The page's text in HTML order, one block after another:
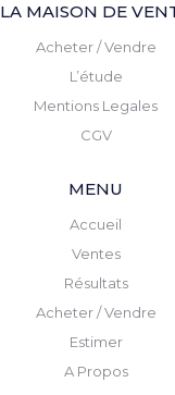
LA MAISON DE
Acheter / Vendre
L’étude
Mentions Legales
CGV
MENU
Accueil
Ventes
Résultats
Acheter / Vendre
Estimer
A Propos